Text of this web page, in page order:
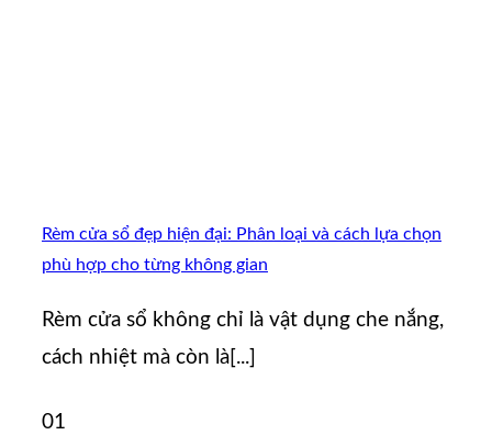
Rèm cửa sổ đẹp hiện đại: Phân loại và cách lựa chọn
phù hợp cho từng không gian
Rèm cửa sổ không chỉ là vật dụng che nắng,
cách nhiệt mà còn là[...]
01